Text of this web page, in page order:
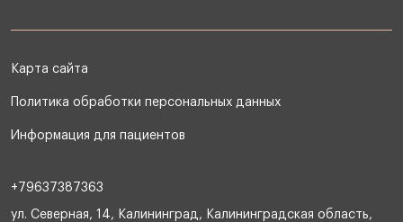
Карта сайта
Политика обработки персональных данных
Информация для пациентов
+79637387363
ул. Северная, 14, Калининград, Калининградская область,